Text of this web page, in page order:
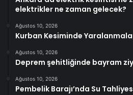
elektrikler ne zaman gelecek?
Ağustos 10, 2026
Kurban Kesiminde
Ağustos 10, 2026
Deprem şehitliğinde bayram
Ağustos 10, 2026
Pembelik Barajı’nda Su